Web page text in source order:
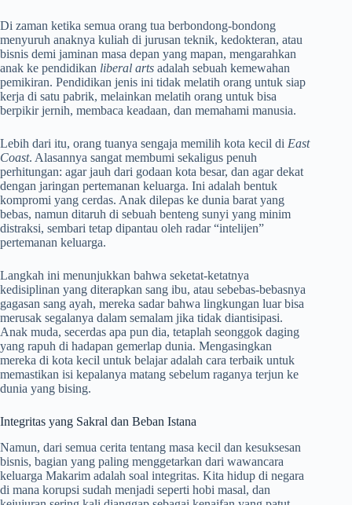
Di zaman ketika semua orang tua berbondong-bondong
menyuruh anaknya kuliah di jurusan teknik, kedokteran, atau
bisnis demi jaminan masa depan yang mapan, mengarahkan
anak ke pendidikan liberal arts adalah sebuah kemewahan
pemikiran. Pendidikan jenis ini tidak melatih orang untuk siap
kerja di satu pabrik, melainkan melatih orang untuk bisa
berpikir jernih, membaca keadaan, dan memahami manusia.
Lebih dari itu, orang tuanya sengaja memilih kota kecil di East
Coast. Alasannya sangat membumi sekaligus penuh
perhitungan: agar jauh dari godaan kota besar, dan agar dekat
dengan jaringan pertemanan keluarga. Ini adalah bentuk
kompromi yang cerdas. Anak dilepas ke dunia barat yang
bebas, namun ditaruh di sebuah benteng sunyi yang minim
distraksi, sembari tetap dipantau oleh radar “intelijen”
pertemanan keluarga.
Langkah ini menunjukkan bahwa seketat-ketatnya
kedisiplinan yang diterapkan sang ibu, atau sebebas-bebasnya
gagasan sang ayah, mereka sadar bahwa lingkungan luar bisa
merusak segalanya dalam semalam jika tidak diantisipasi.
Anak muda, secerdas apa pun dia, tetaplah seonggok daging
yang rapuh di hadapan gemerlap dunia. Mengasingkan
mereka di kota kecil untuk belajar adalah cara terbaik untuk
memastikan isi kepalanya matang sebelum raganya terjun ke
dunia yang bising.
Integritas yang Sakral dan Beban Istana
Namun, dari semua cerita tentang masa kecil dan kesuksesan
bisnis, bagian yang paling menggetarkan dari wawancara
keluarga Makarim adalah soal integritas. Kita hidup di negara
di mana korupsi sudah menjadi seperti hobi masal, dan